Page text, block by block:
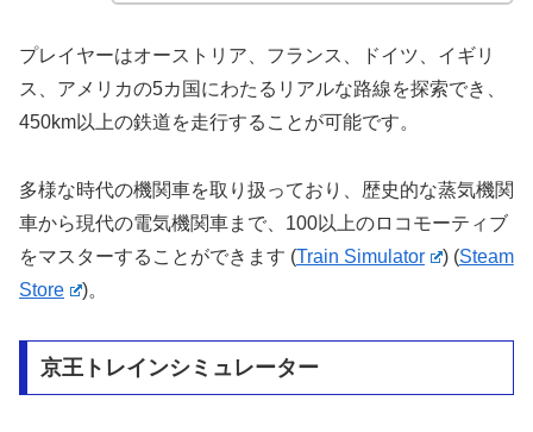
プレイヤーはオーストリア、フランス、ドイツ、イギリ
ス、アメリカの5カ国にわたるリアルな路線を探索でき、
450km以上の鉄道を走行することが可能です。
多様な時代の機関車を取り扱っており、歴史的な蒸気機関
車から現代の電気機関車まで、100以上のロコモーティブ
をマスターすることができます​ (Train Simulator )(Steam
Store
)​。
京王トレインシミュレーター